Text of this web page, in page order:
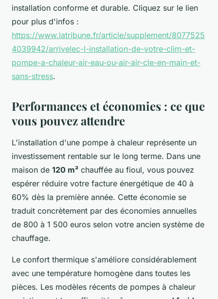
installation conforme et durable. Cliquez sur le lien
pour plus d'infos :
https://www.latribune.fr/article/supplement/8077525
4039942/arrivelec-l-installation-de-votre-clim-et-
pompe-a-chaleur-air-eau-ou-air-air-cle-en-main-et-
sans-stress.
Performances et économies : ce que
vous pouvez attendre
L'installation d'une pompe à chaleur représente un
investissement rentable sur le long terme. Dans une
maison de 120 m² chauffée au fioul, vous pouvez
espérer réduire votre facture énergétique de 40 à
60% dès la première année. Cette économie se
traduit concrètement par des économies annuelles
de 800 à 1 500 euros selon votre ancien système de
chauffage.
Le confort thermique s'améliore considérablement
avec une température homogène dans toutes les
pièces. Les modèles récents de pompes à chaleur